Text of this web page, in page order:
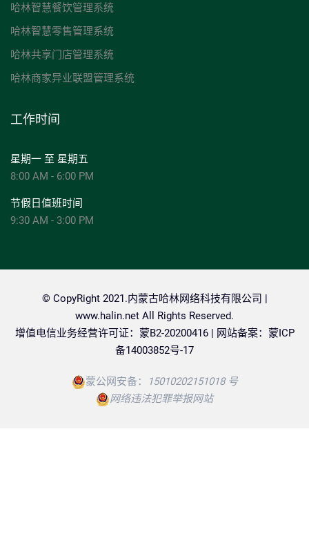
哈林智慧餐饮管理系统
哈林智慧零售管理系统
哈林共享门店管理系统
哈林商家异业联盟管理系统
工作时间
星期一 至 星期五
8:00 AM - 6:00 PM
节假日值班时间
9:30 AM - 3:00 PM
© CopyRight 2021.内蒙古哈林网络科技有限公司 |
www.halin.net All Rights Reserved.
增值电信业务经营许可证：蒙B2-20200416 | 网站备案： 蒙ICP
备14003852号-17
蒙公网安备：
15010202151018 号
网络违法犯罪举报网站